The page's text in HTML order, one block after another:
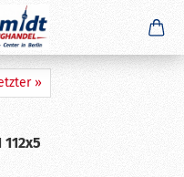
»
×
161 S Stoßdämpfer